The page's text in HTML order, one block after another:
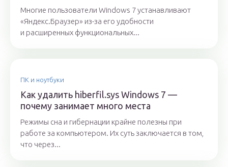
Многие пользователи Windows 7 устанавливают
«Яндекс.Браузер» из-за его удобности
и расширенных функциональных...
ПК и ноутбуки
Как удалить hiberfil.sys Windows 7 —
почему занимает много места
Режимы сна и гибернации крайне полезны при
работе за компьютером. Их суть заключается в том,
что через...